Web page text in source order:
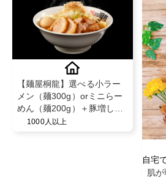
【麺屋桐龍】選べる小ラー
メン（麺300g）orミニらー
めん（麺200g）＋豚増し＆
とろーり半熟卵をPR！
1000人以上
自宅
肌